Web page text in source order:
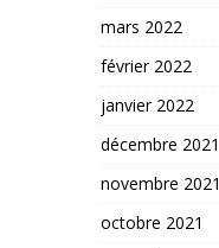
mars 2022
février 2022
janvier 2022
décembre 2021
novembre 2021
octobre 2021